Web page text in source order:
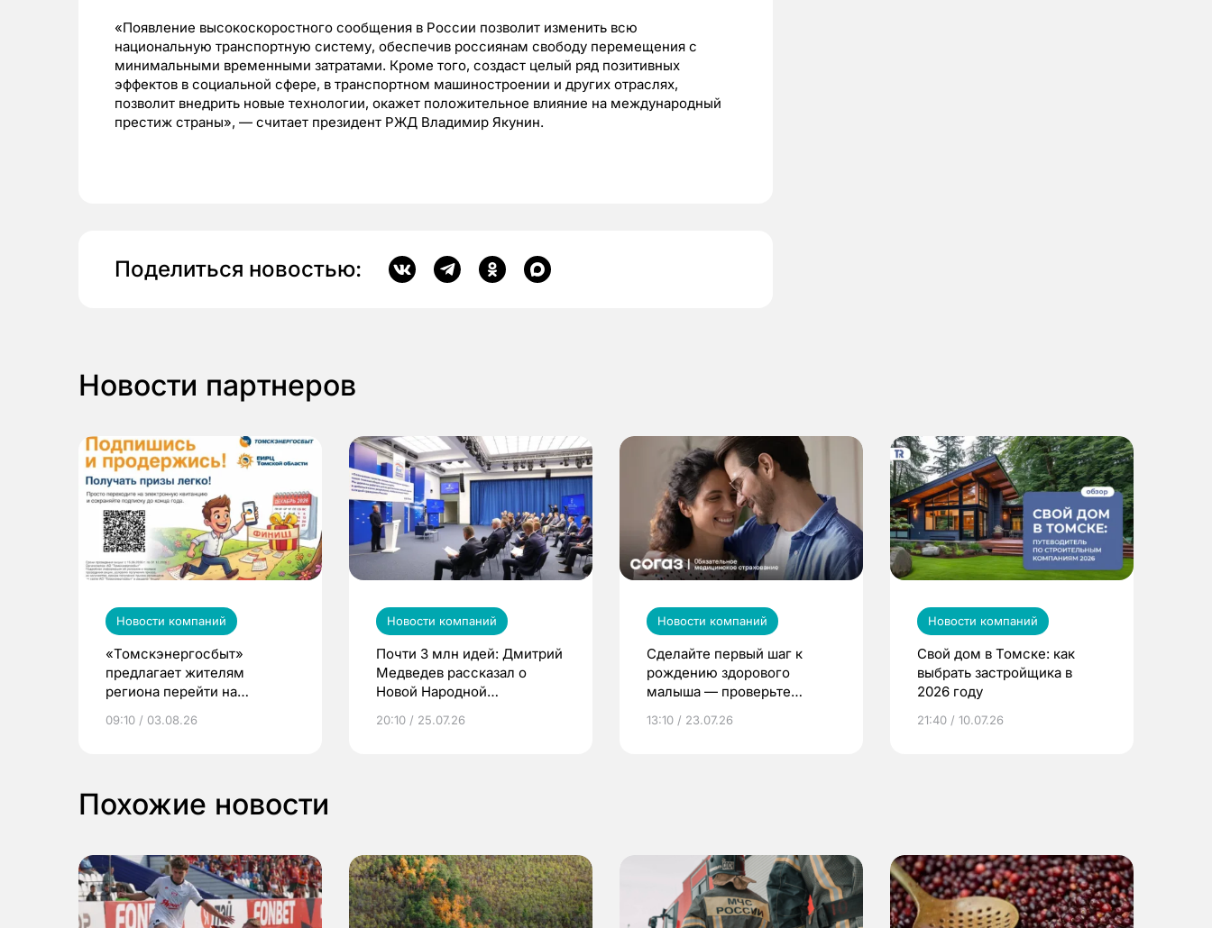
«Появление высокоскоростного сообщения в России позволит изменить всю
национальную транспортную систему, обеспечив россиянам свободу перемещения с
минимальными временными затратами. Кроме того, создаст целый ряд позитивных
эффектов в социальной сфере, в транспортном машиностроении и других отраслях,
позволит внедрить новые технологии, окажет положительное влияние на международный
престиж страны», — считает президент РЖД Владимир Якунин.
Поделиться новостью:
Новости партнеров
Новости компаний
«Томскэнергосбыт»
предлагает жителям
региона перейти на
выиграть призы
09:10 / 03.08.26
Новости компаний
Почти 3 млн идей: Дмитрий
Медведев рассказал о
Новой Народной
20:10 / 25.07.26
Новости компаний
Сделайте первый шаг к
рождению здорового
малыша — проверьте
по ОМС!
13:10 / 23.07.26
Новости компаний
Свой дом в Томске: как
выбрать застройщика в
2026 году
21:40 / 10.07.26
Похожие новости